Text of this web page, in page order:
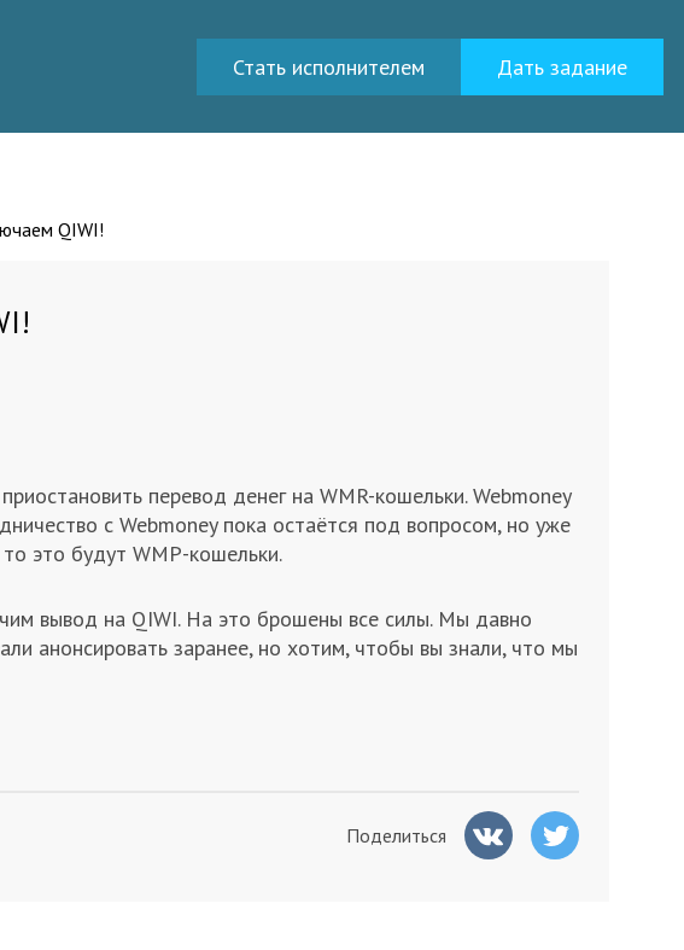
Стать исполнителем Дать задание
QIWI!
перевод денег на WMR-кошельки. Webmoney
с Webmoney пока остаётся под вопросом, но уже
это будут WMP-кошельки.
вывод на QIWI. На это брошены все силы. Мы давно
анонсировать заранее, но хотим, чтобы вы знали, что мы
Поделиться